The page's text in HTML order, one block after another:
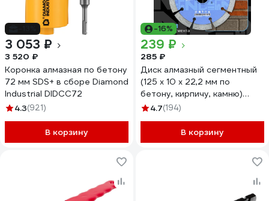
3 053 ₽
3 520 ₽
Коронка алмазная по бетону
72 мм SDS+ в сборе Diamond
Industrial DIDCC72
4.3(921)
В корзину
-16%
239 ₽
285 ₽
Диск алмазный сегментный
(125 х 10 х 22,2 мм по
бетону, кирпичу, камню)
Diamond Industrial DIDS125
4.7(194)
В корзину